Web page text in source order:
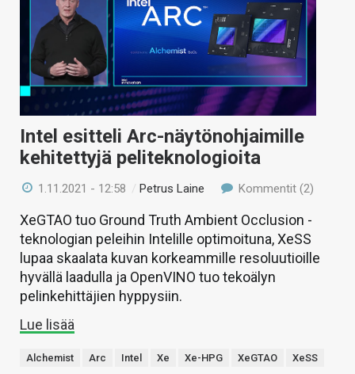
Intel esitteli Arc-näytönohjaimille
kehitettyjä peliteknologioita
1.11.2021 - 12:58 /Petrus Laine Kommentit (2)
XeGTAO tuo Ground Truth Ambient Occlusion -
teknologian peleihin Intelille optimoituna, XeSS
lupaa skaalata kuvan korkeammille resoluutioille
hyvällä laadulla ja OpenVINO tuo tekoälyn
pelinkehittäjien hyppysiin.
Lue lisää
Alchemist Arc Intel Xe Xe-HPG XeGTAO XeSS